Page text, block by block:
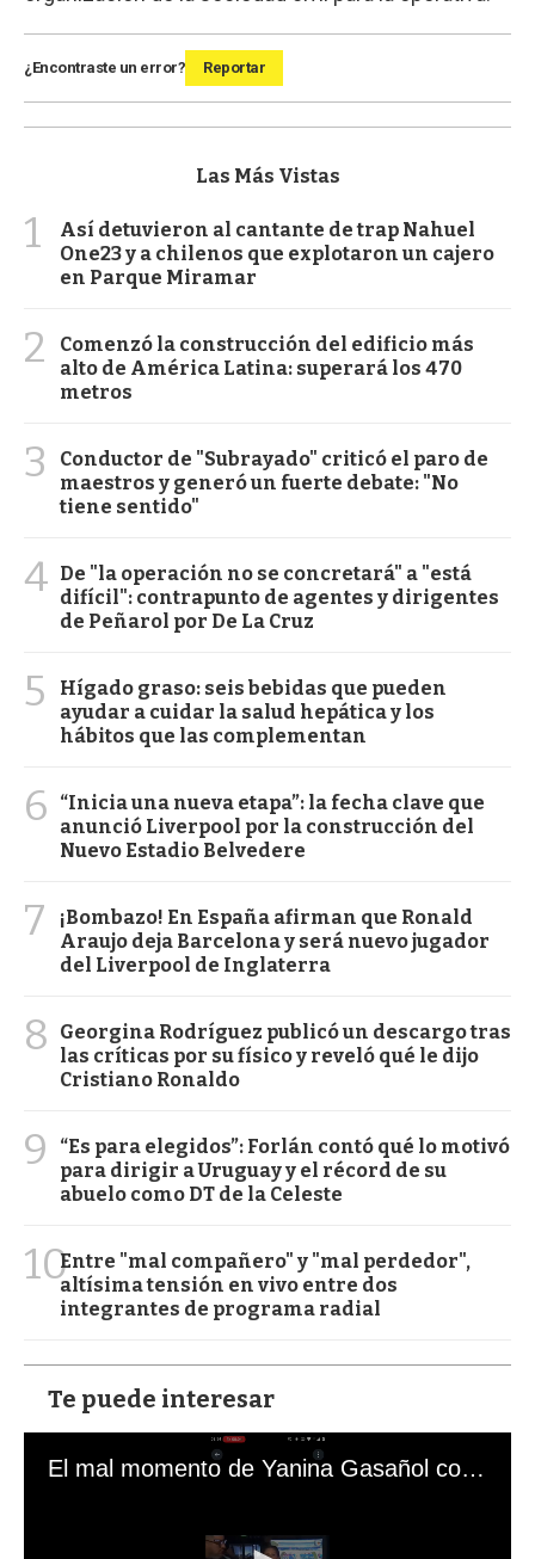
¿Encontraste un error? Reportar
Las Más Vistas
1
Así detuvieron al cantante de trap Nahuel
One23 y a chilenos que explotaron un cajero
en Parque Miramar
2
Comenzó la construcción del edificio más
alto de América Latina: superará los 470
metros
3
Conductor de "Subrayado" criticó el paro de
maestros y generó un fuerte debate: "No
tiene sentido"
4 De "la operación no se concretará" a "está
difícil": contrapunto de agentes y dirigentes
de Peñarol por De La Cruz
5
Hígado graso: seis bebidas que pueden
ayudar a cuidar la salud hepática y los
hábitos que las complementan
6
“Inicia una nueva etapa”: la fecha clave que
anunció Liverpool por la construcción del
Nuevo Estadio Belvedere
7
¡Bombazo! En España afirman que Ronald
Araujo deja Barcelona y será nuevo jugador
del Liverpool de Inglaterra
8
Georgina Rodríguez publicó un descargo tras
las críticas por su físico y reveló qué le dijo
Cristiano Ronaldo
9
“Es para elegidos”: Forlán contó qué lo motivó
para dirigir a Uruguay y el récord de su
abuelo como DT de la Celeste
10Entre "mal compañero" y "mal perdedor",
altísima tensión en vivo entre dos
integrantes de programa radial
Te puede interesar
El mal momento de Yanina Gasañol con un hincha argentino en "Subrayado"